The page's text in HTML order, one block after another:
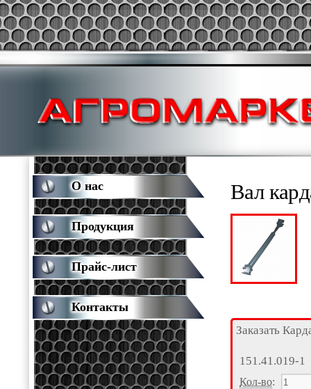
Вал
Заказать
151.41.019-1
Кол-во:
О нас
Продукция
Прайс-лист
Контакты